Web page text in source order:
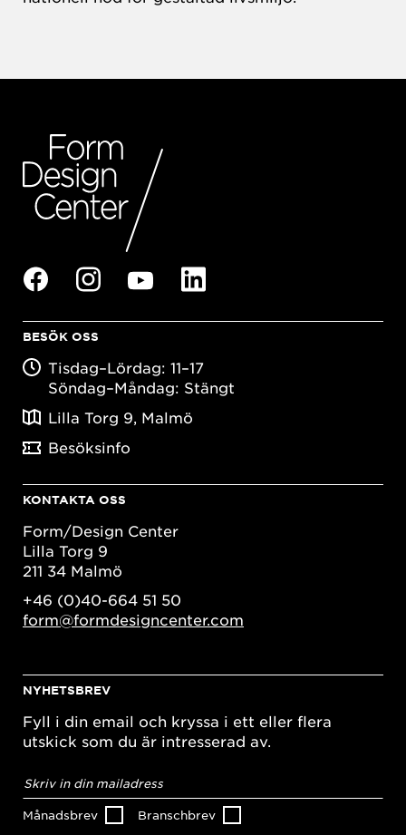
BESÖK OSS
Tisdag–Lördag: 11–17
Söndag–Måndag: Stängt
Lilla Torg 9, Malmö
Besöksinfo
KONTAKTA OSS
Form/Design Center
Lilla Torg 9
211 34 Malmö
+46 (0)40-664 51 50
form@formdesigncenter.com
NYHETSBREV
Fyll i din email och kryssa i ett eller flera
utskick som du är intresserad av.
postadress*
Månadsbrev Branschbrev